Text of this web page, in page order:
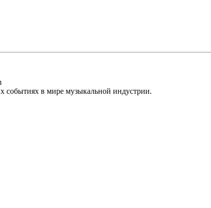
событиях в мире музыкальной индустрии.